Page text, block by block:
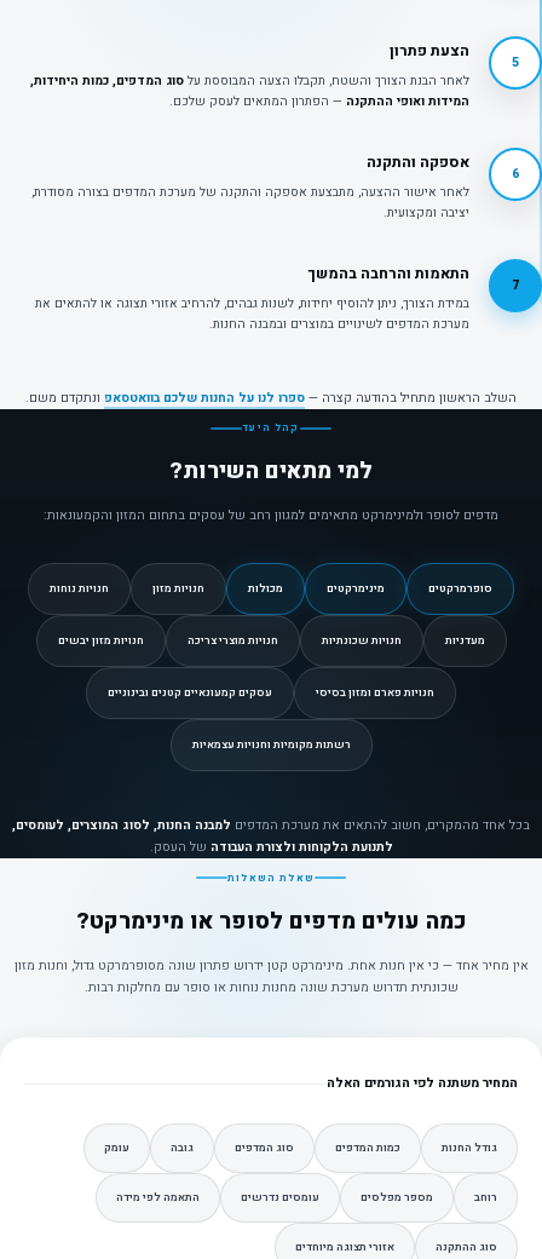
5
הצעת פתרון
לאחר הבנת הצורך והשטח, תקבלו הצעה המבוססת על סוג המדפים, כמות היחידות,
המידות ואופי ההתקנה — הפתרון המתאים לעסק שלכם.
6
אספקה והתקנה
לאחר אישור ההצעה, מתבצעת אספקה והתקנה של מערכת המדפים בצורה מסודרת,
יציבה ומקצועית.
7
התאמות והרחבה בהמשך
במידת הצורך, ניתן להוסיף יחידות, לשנות גבהים, להרחיב אזורי תצוגה או להתאים את
מערכת המדפים לשינויים במוצרים ובמבנה החנות.
השלב הראשון מתחיל בהודעה קצרה — ספרו לנו על החנות שלכם בוואטסאפ ונתקדם משם.
קהל היעד
למי מתאים השירות?
מדפים לסופר ולמינימרקט מתאימים למגוון רחב של עסקים בתחום המזון והקמעונאות:
סופרמרקטים מינימרקטים מכולות חנויות מזון חנויות נוחות
מעדניות חנויות שכונתיות חנויות מוצרי צריכה חנויות מזון יבשים
חנויות פארם ומזון בסיסי עסקים קמעונאיים קטנים ובינוניים
רשתות מקומיות וחנויות עצמאיות
בכל אחד מהמקרים, חשוב להתאים את מערכת המדפים למבנה החנות, לסוג המוצרים, לעומסים,
לתנועת הלקוחות ולצורת העבודה של העסק.
שאלת השאלות
כמה עולים מדפים לסופר או מינימרקט?
אין מחיר אחד — כי אין חנות אחת. מינימרקט קטן ידרוש פתרון שונה מסופרמרקט גדול, וחנות מזון
שכונתית תדרוש מערכת שונה מחנות נוחות או סופר עם מחלקות רבות.
המחיר משתנה לפי הגורמים האלה
גודל החנות כמות המדפים סוג המדפים גובה עומק
רוחב מספר מפלסים עומסים נדרשים התאמה לפי מידה
סוג ההתקנה אזורי תצוגה מיוחדים